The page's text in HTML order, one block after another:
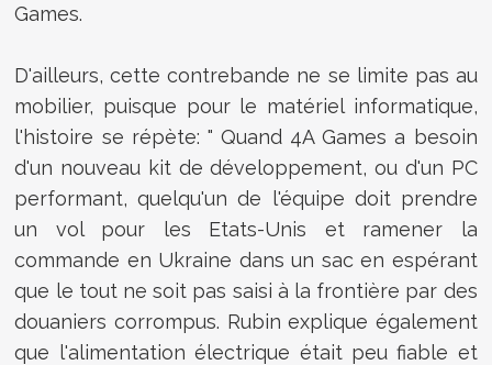
Games.
D'ailleurs, cette contrebande ne se limite pas au
mobilier, puisque pour le matériel informatique,
l'histoire se répète: " Quand 4A Games a besoin
d'un nouveau kit de développement, ou d'un PC
performant, quelqu'un de l'équipe doit prendre
un vol pour les Etats-Unis et ramener la
commande en Ukraine dans un sac en espérant
que le tout ne soit pas saisi à la frontière par des
douaniers corrompus. Rubin explique également
que l'alimentation électrique était peu fiable et